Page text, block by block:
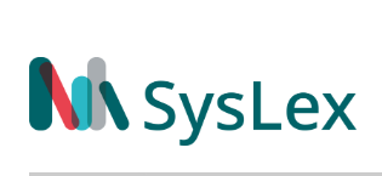
Inhalt
springen